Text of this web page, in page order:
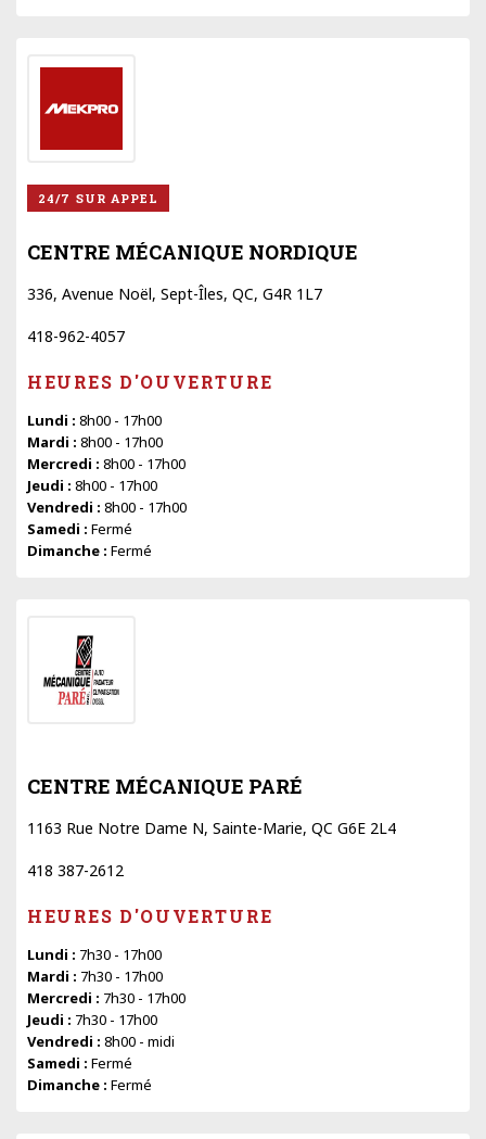
24/7 SUR APPEL
CENTRE MÉCANIQUE NORDIQUE
336, Avenue Noël, Sept-Îles, QC, G4R 1L7
418-962-4057
HEURES D'OUVERTURE
Lundi : 8h00 - 17h00
Mardi : 8h00 - 17h00
Mercredi : 8h00 - 17h00
Jeudi : 8h00 - 17h00
Vendredi : 8h00 - 17h00
Samedi : Fermé
Dimanche : Fermé
CENTRE MÉCANIQUE PARÉ
1163 Rue Notre Dame N, Sainte-Marie, QC G6E 2L4
418 387-2612
HEURES D'OUVERTURE
Lundi : 7h30 - 17h00
Mardi : 7h30 - 17h00
Mercredi : 7h30 - 17h00
Jeudi : 7h30 - 17h00
Vendredi : 8h00 - midi
Samedi : Fermé
Dimanche : Fermé